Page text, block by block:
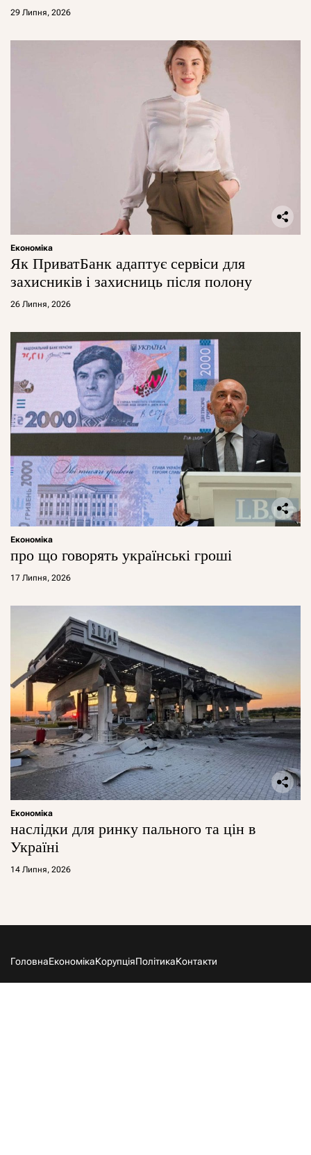
29 Липня, 2026
Економіка
Як ПриватБанк адаптує сервіси для
захисників і захисниць після полону
26 Липня, 2026
Економіка
про що говорять українські гроші
17 Липня, 2026
Економіка
наслідки для ринку пального та цін в
Україні
14 Липня, 2026
ГоловнаЕкономікаКорупціяПолітикаКонтакти